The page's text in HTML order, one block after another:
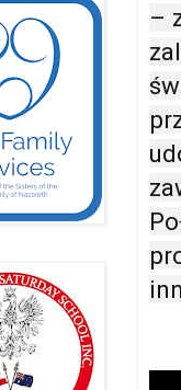
–